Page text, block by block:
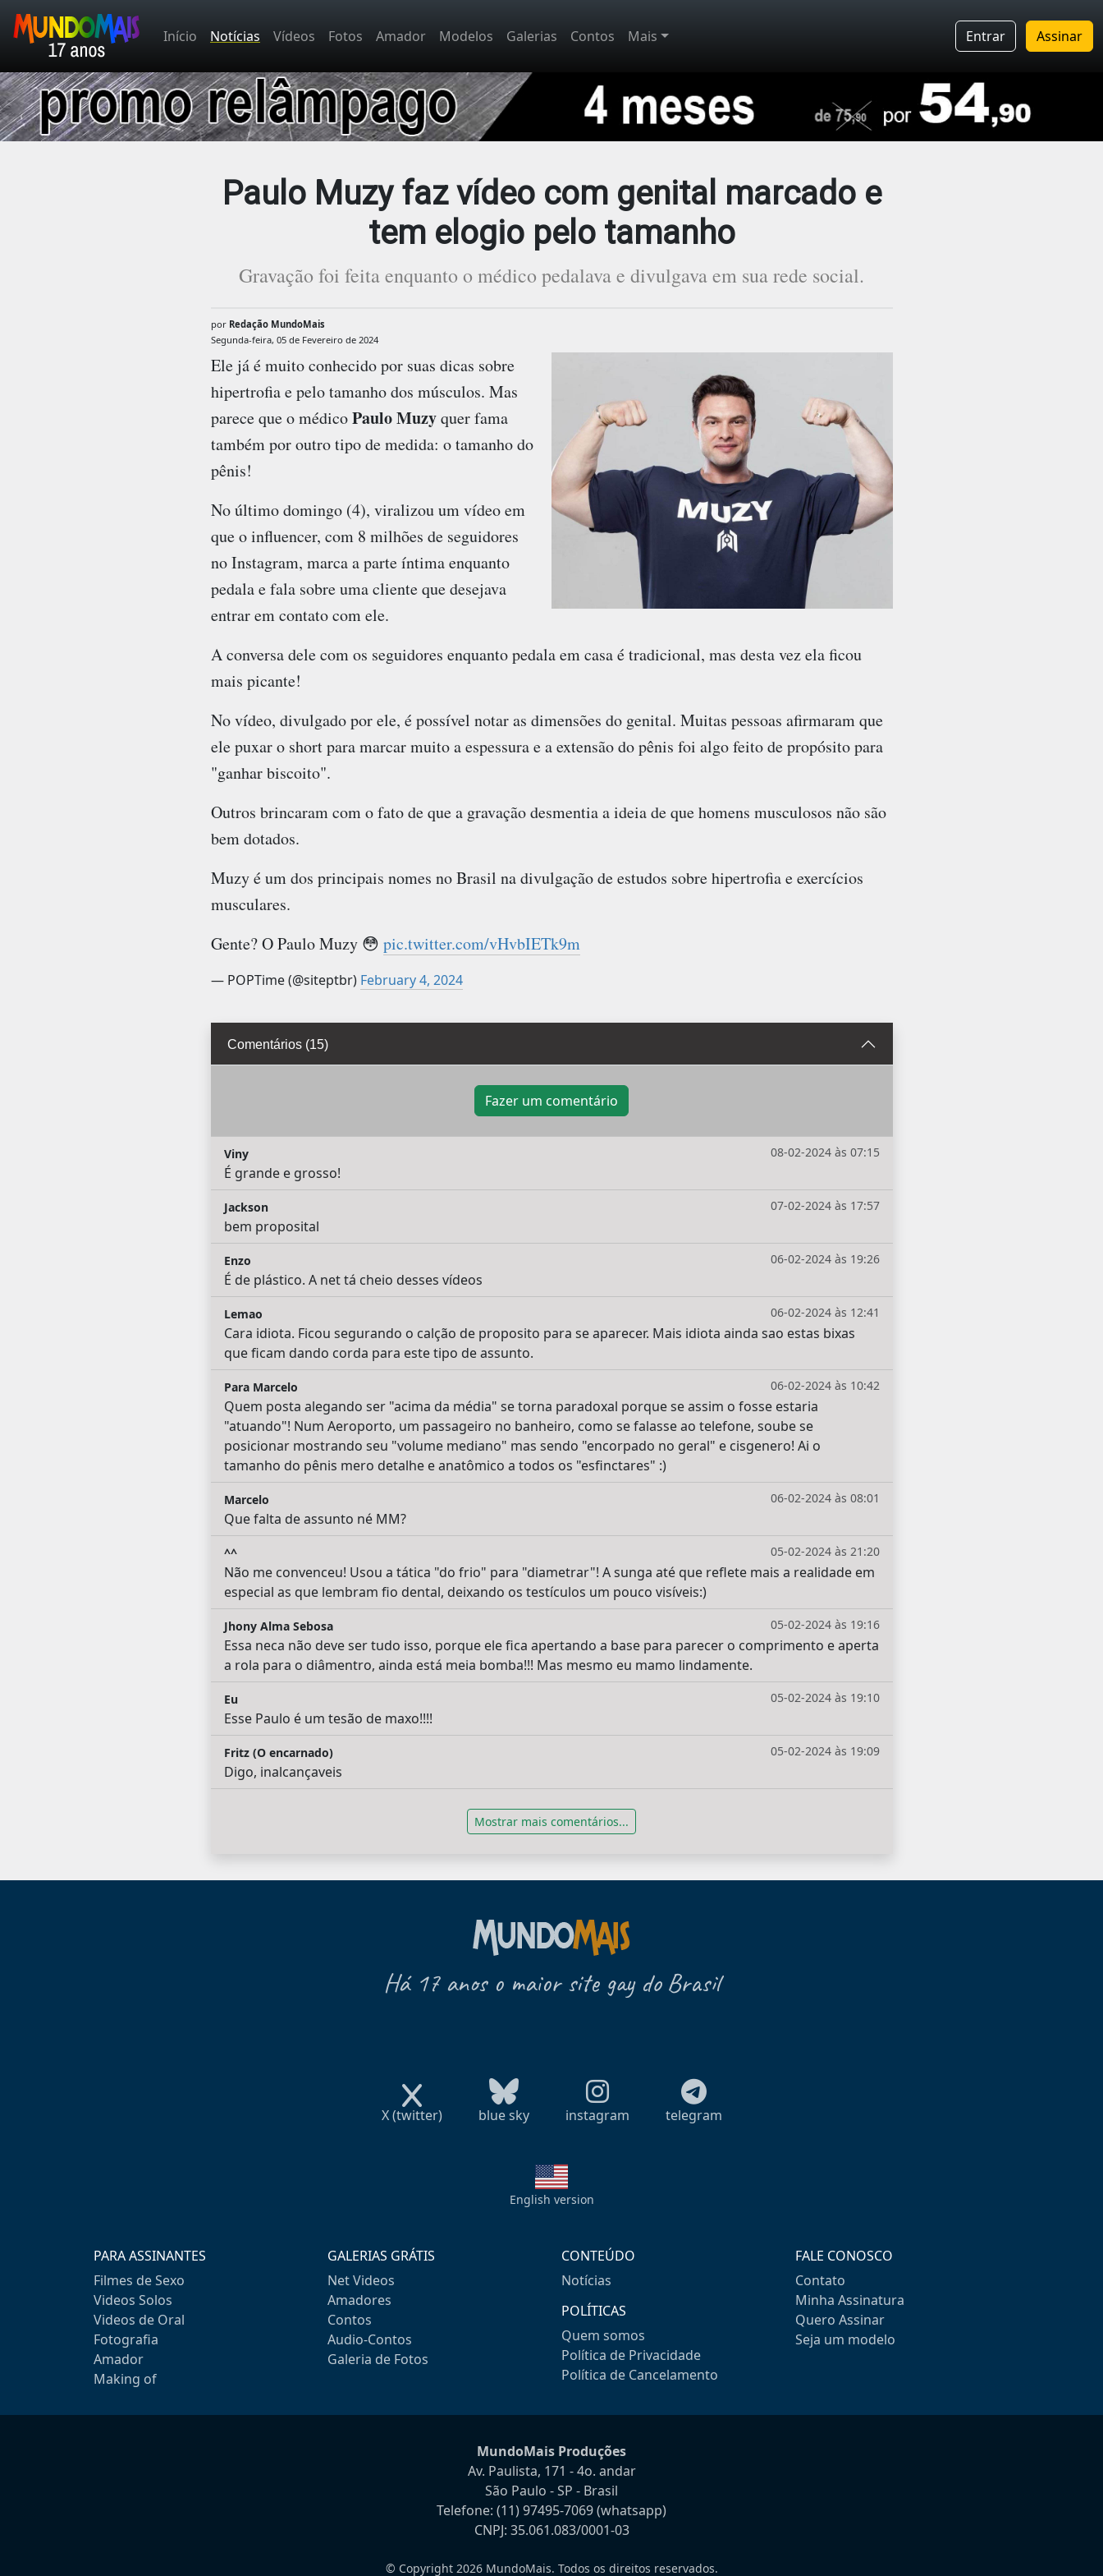
Início Notícias Vídeos Fotos Amador Modelos Galerias Contos Mais Entrar Assinar
Paulo Muzy faz vídeo com genital marcado e
tem elogio pelo tamanho
Gravação foi feita enquanto o médico pedalava e divulgava em sua rede social.
por Redação MundoMais
Segunda-feira, 05 de Fevereiro de 2024
Ele já é muito conhecido por suas dicas sobre
hipertrofia e pelo tamanho dos músculos. Mas
parece que o médicoPaulo Muzyquer fama
também por outro tipo de medida: o tamanho do
pênis!
No último domingo (4), viralizou um vídeo em
que o influencer, com 8 milhões de seguidores
no Instagram, marca a parte íntima enquanto
pedala e fala sobre uma cliente que desejava
entrar em contato com ele.
A conversa dele com os seguidores enquanto pedala em casa é tradicional, mas desta vez ela ficou
mais picante!
No vídeo, divulgado por ele, é possível notar as dimensões do genital. Muitas pessoas afirmaram que
ele puxar o short para marcar muito a espessura e a extensão do pênis foi algo feito de propósito para
"ganhar biscoito".
Outros brincaram com o fato de que a gravação desmentia a ideia de que homens musculosos não são
bem dotados.
Muzy é um dos principais nomes no Brasil na divulgação de estudos sobre hipertrofia e exercícios
musculares.
Gente? O Paulo Muzy 😳 pic.twitter.com/vHvbIETk9m
— POPTime (@siteptbr) February 4, 2024
Comentários (15)
Fazer um comentário
08-02-2024 às 07:15
Viny
É grande e grosso!
07-02-2024 às 17:57
Jackson
bem proposital
06-02-2024 às 19:26
Enzo
É de plástico. A net tá cheio desses vídeos
06-02-2024 às 12:41
Lemao
Cara idiota. Ficou segurando o calção de proposito para se aparecer. Mais idiota ainda sao estas bixas
que ficam dando corda para este tipo de assunto.
06-02-2024 às 10:42
Para Marcelo
Quem posta alegando ser "acima da média" se torna paradoxal porque se assim o fosse estaria
"atuando"! Num Aeroporto, um passageiro no banheiro, como se falasse ao telefone, soube se
posicionar mostrando seu "volume mediano" mas sendo "encorpado no geral" e cisgenero! Ai o
tamanho do pênis mero detalhe e anatômico a todos os "esfinctares" :)
06-02-2024 às 08:01
Marcelo
Que falta de assunto né MM?
05-02-2024 às 21:20
^^
Não me convenceu! Usou a tática "do frio" para "diametrar"! A sunga até que reflete mais a realidade em
especial as que lembram fio dental, deixando os testículos um pouco visíveis:)
05-02-2024 às 19:16
Jhony Alma Sebosa
Essa neca não deve ser tudo isso, porque ele fica apertando a base para parecer o comprimento e aperta
a rola para o diâmentro, ainda está meia bomba!!! Mas mesmo eu mamo lindamente.
05-02-2024 às 19:10
Eu
Esse Paulo é um tesão de maxo!!!!
05-02-2024 às 19:09
Fritz (O encarnado)
Digo, inalcançaveis
Mostrar mais comentários...
Há 17 anos o maior site gay do Brasil
X (twitter) blue sky instagram telegram
English version
PARA ASSINANTES
Filmes de Sexo
Videos Solos
Videos de Oral
Fotografia
Amador
Making of
GALERIAS GRÁTIS
Net Videos
Amadores
Contos
Audio-Contos
Galeria de Fotos
CONTEÚDO
Notícias
POLÍTICAS
Quem somos
Política de Privacidade
Política de Cancelamento
FALE CONOSCO
Contato
Minha Assinatura
Quero Assinar
Seja um modelo
MundoMais Produções
Av. Paulista, 171 - 4o. andar
São Paulo - SP - Brasil
Telefone: (11) 97495-7069(whatsapp)
CNPJ: 35.061.083/0001-03
© Copyright 2026 MundoMais. Todos os direitos reservados.